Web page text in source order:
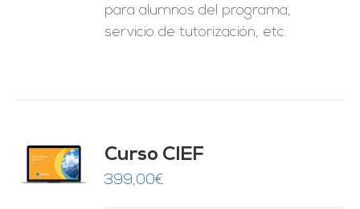
para alumnos del programa,
servicio de tutorización, etc.
Curso CIEF
399,00€